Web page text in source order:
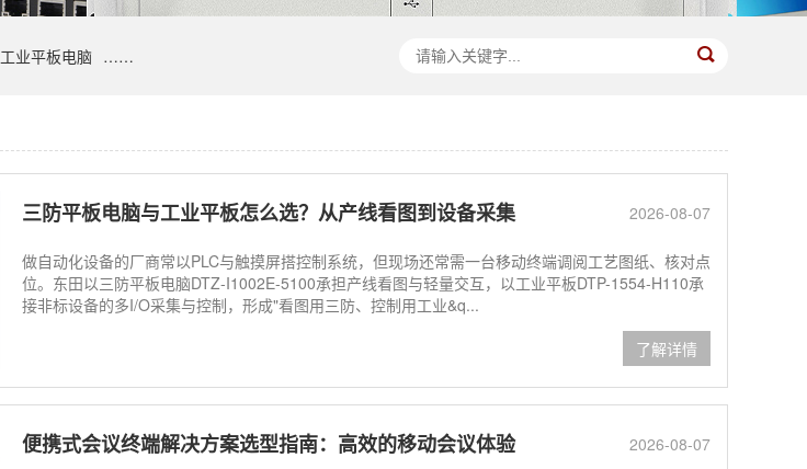
工业平板电脑 ……
2026-08-07
三防平板电脑与工业平板怎么选？从产线看图到设备采集
做自动化设备的厂商常以PLC与触摸屏搭控制系统，但现场还常需一台移动终端调阅工艺图纸、核对点
位。东田以三防平板电脑DTZ-I1002E-5100承担产线看图与轻量交互，以工业平板DTP-1554-H110承
接非标设备的多I/O采集与控制，形成"看图用三防、控制用工业&q...
了解详情
2026-08-07
便携式会议终端解决方案选型指南：高效的移动会议体验